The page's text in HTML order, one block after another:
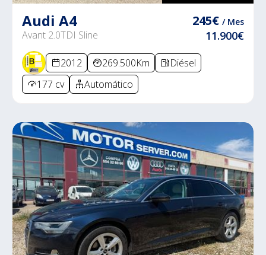
Audi A4
Avant 2.0TDI Sline
245€ / Mes
11.900€
2012 269.500Km
Diésel
177 cv
Automático